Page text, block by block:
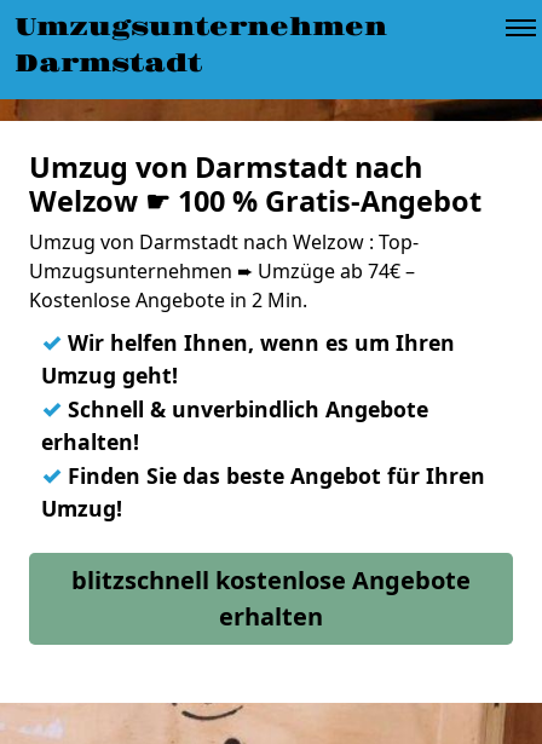
Umzugsunternehmen
Darmstadt
Umzug von Darmstadt nach
Welzow ☛ 100 % Gratis-Angebot
Umzug von Darmstadt nach Welzow : Top-
Umzugsunternehmen ➨ Umzüge ab 74€ –
Kostenlose Angebote in 2 Min.
✓ Wir helfen Ihnen, wenn es um Ihren
Umzug geht!
✓ Schnell & unverbindlich Angebote
erhalten!
✓ Finden Sie das beste Angebot für Ihren
Umzug!
blitzschnell kostenlose Angebote
erhalten